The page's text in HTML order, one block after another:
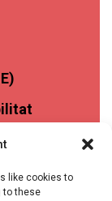
like cookies to
to these